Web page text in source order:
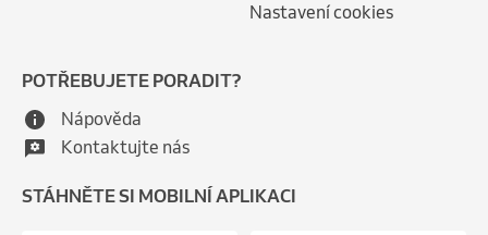
Nastavení cookies
POTŘEBUJETE PORADIT?
Nápověda
Kontaktujte nás
STÁHNĚTE SI MOBILNÍ APLIKACI